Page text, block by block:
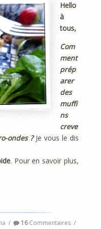
Hello
à
tous,
Com
ment
prép
arer
des
muffi
ns
creve
ondes ?Je vous le dis
. Pour en savoir plus,
/ 16Commentaires /